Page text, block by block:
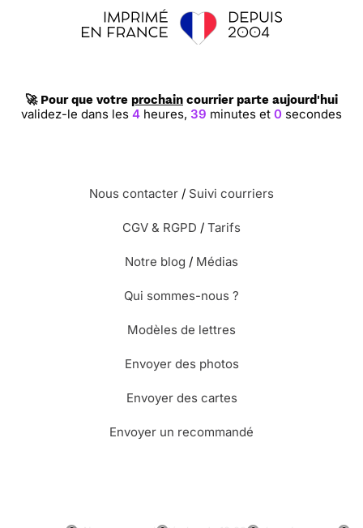
🚀 Pour que votre prochain courrier parte aujourd'hui
validez-le dans les 4 heures, 39 minutes et 0 secondes
Nous contacter / Suivi courriers
CGV & RGPD / Tarifs
Notre blog / Médias
Qui sommes-nous ?
Modèles de lettres
Envoyer des photos
Envoyer des cartes
Envoyer un recommandé